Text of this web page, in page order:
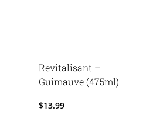
Revitalisant –
Guimauve (475ml)
$13.99